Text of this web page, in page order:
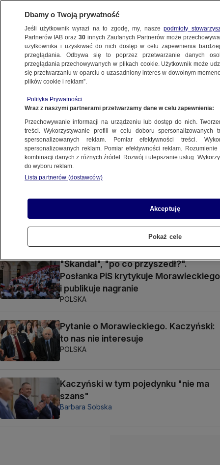
MATEUSZ MORAWIECKI
Załoga Morawieckiego.
"Sprawdzili się i ponownie może
na nich liczyć"
Sebastian Zakrzewski
"Paszcza lwa" i "palec boży".
Morawiecki z pizzą w bastionie KO
Kaczyński komentuje doniesienia
w sprawie Czarnka
POLSKA
"Skandal", "po co przyszedł?".
Posłanka PiS krytykuje Morawieckiego
i publikuje nagranie
POLSKA
Pytanie o Morawieckiego. Kaczyński:
to nas nie interesuje
POLSKA
Kaczyński w tym pojedynku "nie ma
szans"
Barbara Sobska
Dbamy o Twoją prywatność
Jeśli użytkownik wyrazi na to zgodę, my, naszepodmioty
Partnerów IAB oraz30 innych Zaufanych Partnerów może
użytkownika i uzyskiwać do nich dostęp w celu zapewnienia
przeglądania. Odbywa się to poprzez przetwarzanie danych
przeglądania przechowywanych w plikach cookie. Użytkownik może
się przetwarzaniu w oparciu o uzasadniony interes w dowolnym
plików cookie i reklam”.
Polityka Prywatności
Wraz z naszymi partnerami przetwarzamy dane w celu zapewnienia:
Przechowywanie informacji na urządzeniu lub dostęp do nich.
treści. Wykorzystywanie profili w celu doboru spersonalizowanych
spersonalizowanych reklam. Pomiar efektywności treści.
spersonalizowanych reklam. Pomiar efektywności reklam.
kombinacji danych z różnych źródeł. Rozwój i ulepszanie usług.
do wyboru reklam.
Lista partnerów (dostawców)
Akceptuję
Pokaż cele